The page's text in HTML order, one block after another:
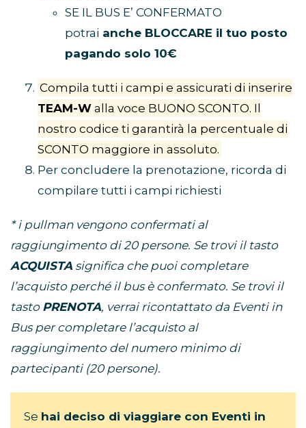
SE IL BUS E’ CONFERMATO
potrai anche BLOCCARE il tuo posto
pagando solo 10€
Compila tutti i campi e assicurati di inserire
TEAM-W alla voce BUONO SCONTO. Il
nostro codice ti garantirà la percentuale di
SCONTO maggiore in assoluto.
Per concludere la prenotazione, ricorda di
compilare tutti i campi richiesti
* i pullman vengono confermati al
raggiungimento di 20 persone. Se trovi il tasto
ACQUISTA significa che puoi completare
l’acquisto perché il bus è confermato. Se trovi il
tasto PRENOTA, verrai ricontattato da Eventi in
Bus per completare l’acquisto al
raggiungimento del numero minimo di
partecipanti (20 persone).
Se hai deciso di viaggiare con Eventi in